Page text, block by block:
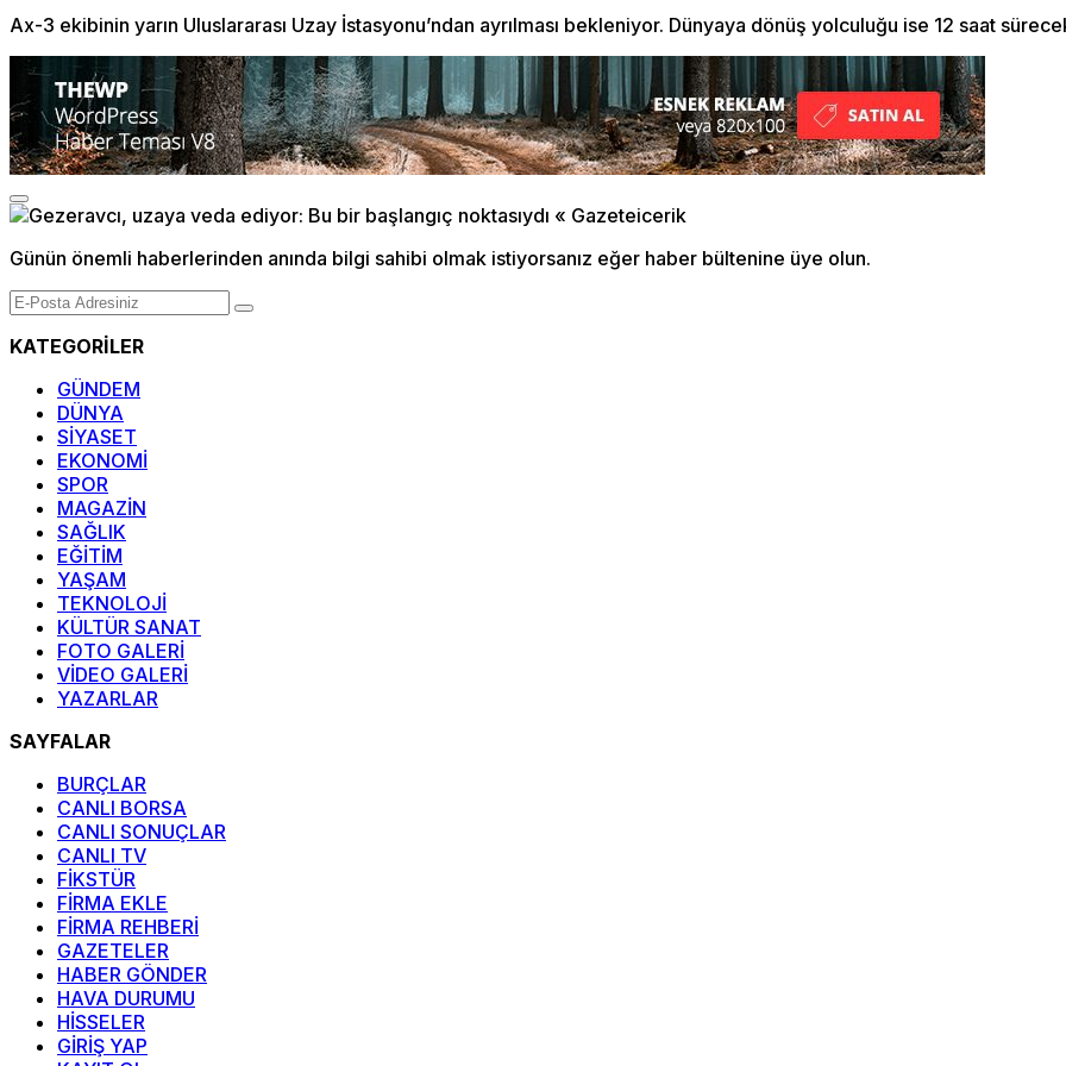
Ax-3 ekibinin yarın Uluslararası Uzay İstasyonu’ndan ayrılması bekleniyor. Dünyaya dönüş yolculuğu ise 12 saat
Günün önemli haberlerinden anında bilgi sahibi olmak istiyorsanız eğer haber bültenine üye olun.
KATEGORİLER
GÜNDEM
DÜNYA
SİYASET
EKONOMİ
SPOR
MAGAZİN
SAĞLIK
EĞİTİM
YAŞAM
TEKNOLOJİ
KÜLTÜR SANAT
FOTO GALERİ
VİDEO GALERİ
YAZARLAR
SAYFALAR
BURÇLAR
CANLI BORSA
CANLI SONUÇLAR
CANLI TV
FİKSTÜR
FİRMA EKLE
FİRMA REHBERİ
GAZETELER
HABER GÖNDER
HAVA DURUMU
HİSSELER
GİRİŞ YAP